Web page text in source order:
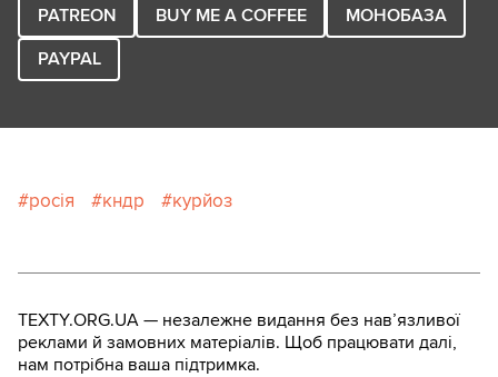
PATREON BUY ME A COFFEE
МОНОБАЗА
PAYPAL
росія кндр курйоз
TEXTY.ORG.UA — незалежне видання без навʼязливої
реклами й замовних матеріалів. Щоб працювати далі,
нам потрібна ваша підтримка.